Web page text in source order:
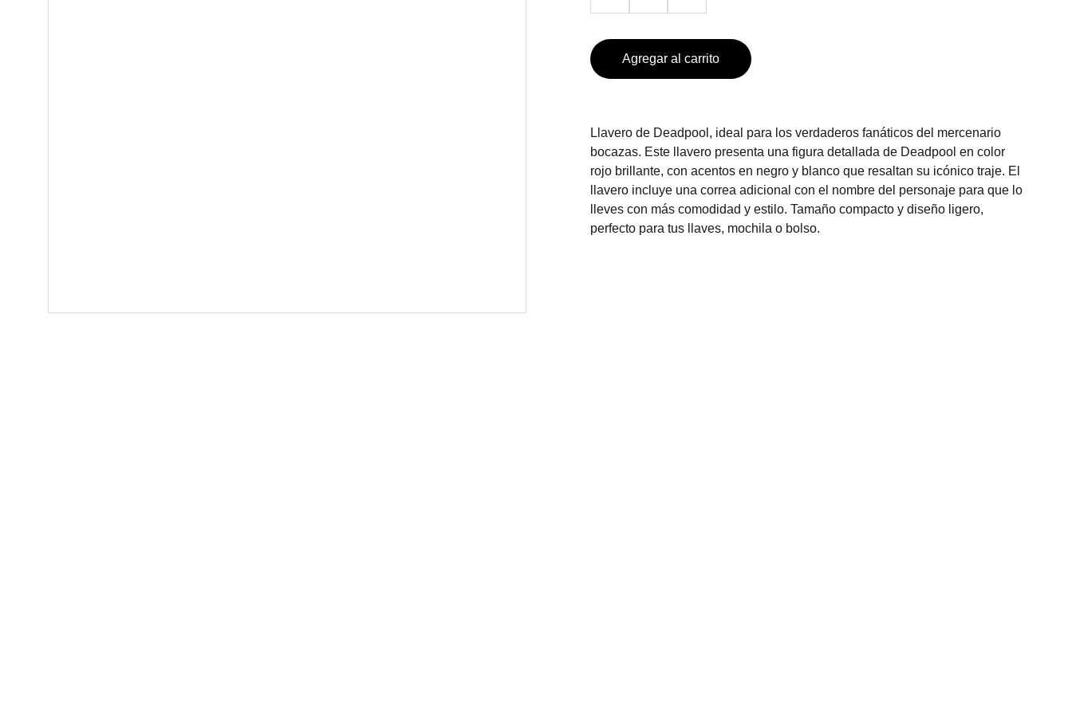
Agregar al carrito
Llavero de Deadpool, ideal para los verdaderos fanáticos del mercenario
bocazas. Este llavero presenta una figura detallada de Deadpool en color
rojo brillante, con acentos en negro y blanco que resaltan su icónico traje. El
llavero incluye una correa adicional con el nombre del personaje para que lo
lleves con más comodidad y estilo. Tamaño compacto y diseño ligero,
perfecto para tus llaves, mochila o bolso.